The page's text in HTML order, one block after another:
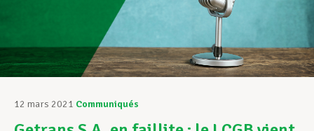
Structures syndicales
Assistance au Travail
12 mars 2021 Communiqués